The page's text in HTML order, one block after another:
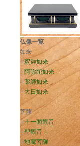
仏像一覧
如来
├釈迦如来
├阿弥陀如来
├薬師如来
└大日如来
菩薩
├十一面観音
├聖観音
├地蔵菩薩